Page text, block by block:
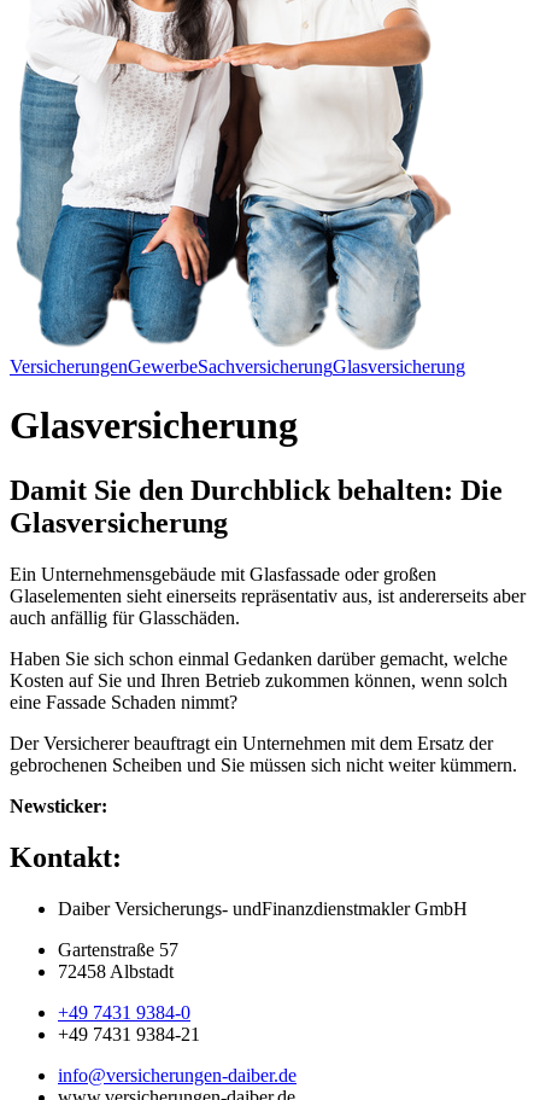
VersicherungenGewerbeSachversicherungGlasversicherung
Glasversicherung
Damit Sie den Durchblick behalten: Die
Glasversicherung
Ein Unternehmensgebäude mit Glasfassade oder großen
Glaselementen sieht einerseits repräsentativ aus, ist andererseits aber
auch anfällig für Glasschäden.
Haben Sie sich schon einmal Gedanken darüber gemacht, welche
Kosten auf Sie und Ihren Betrieb zukommen können, wenn solch
eine Fassade Schaden nimmt?
Der Versicherer beauftragt ein Unternehmen mit dem Ersatz der
gebrochenen Scheiben und Sie müssen sich nicht weiter kümmern.
Newsticker:
Kontakt:
Daiber Versicherungs- undFinanzdienstmakler GmbH
Gartenstraße 57
72458 Albstadt
+49 7431 9384-0
+49 7431 9384-21
info@versicherungen-daiber.de